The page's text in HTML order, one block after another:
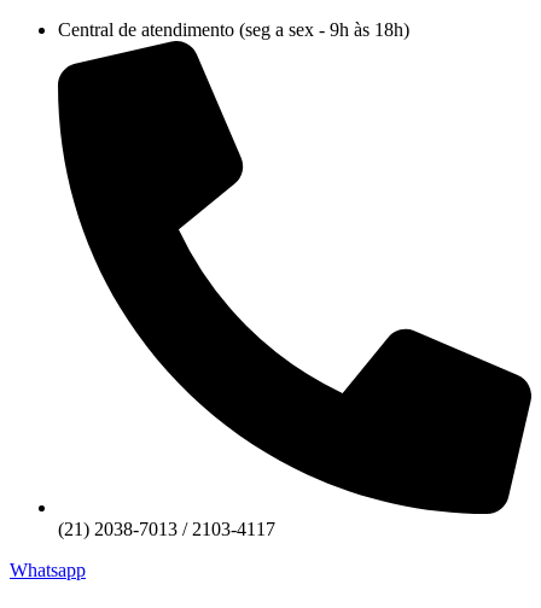
conteúdo
Central de atendimento (seg a sex - 9h às 18h)
(21) 2038-7013 / 2103-4117
Whatsapp